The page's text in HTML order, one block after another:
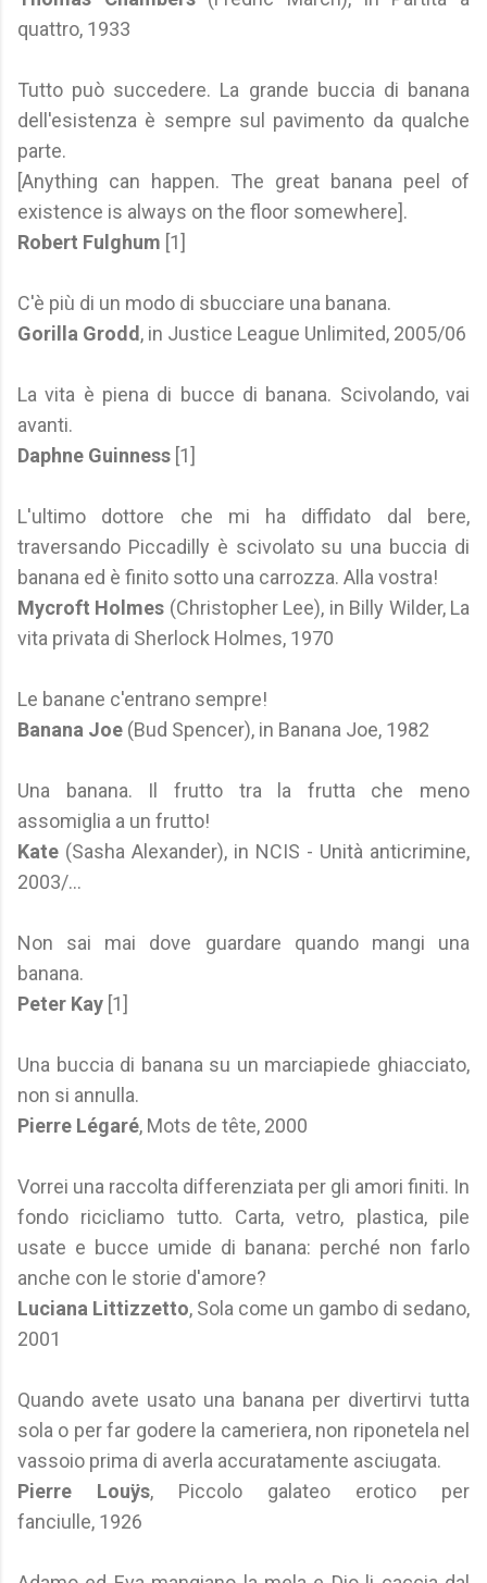
quattro, 1933
Tutto può succedere. La grande buccia di banana
dell'esistenza è sempre sul pavimento da qualche
parte.
[Anything can happen. The great banana peel of
existence is always on the floor somewhere].
Robert Fulghum [1]
C'è più di un modo di sbucciare una banana.
Gorilla Grodd , in Justice League Unlimited, 2005/06
La vita è piena di bucce di banana. Scivolando, vai
avanti.
Daphne Guinness [1]
L'ultimo dottore che mi ha diffidato dal bere,
traversando Piccadilly è scivolato su una buccia di
banana ed è finito sotto una carrozza. Alla vostra!
Mycroft Holmes (Christopher Lee), in Billy Wilder, La
vita privata di Sherlock Holmes, 1970
Le banane c'entrano sempre!
Banana Joe (Bud Spencer), in Banana Joe, 1982
Una banana. Il frutto tra la frutta che meno
assomiglia a un frutto!
Kate (Sasha Alexander), in NCIS - Unità anticrimine,
2003/...
Non sai mai dove guardare quando mangi una
banana.
Peter Kay [1]
Una buccia di banana su un marciapiede ghiacciato,
non si annulla.
Pierre Légaré, Mots de tête, 2000
Vorrei una raccolta differenziata per gli amori finiti. In
fondo ricicliamo tutto. Carta, vetro, plastica, pile
usate e bucce umide di banana: perché non farlo
anche con le storie d'amore?
Luciana Littizzetto, Sola come un gambo di sedano,
2001
Quando avete usato una banana per divertirvi tutta
sola o per far godere la cameriera, non riponetela nel
vassoio prima di averla accuratamente asciugata.
Pierre Louÿs, Piccolo galateo erotico per
fanciulle, 1926